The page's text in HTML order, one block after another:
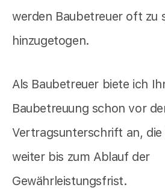
werden Baubetreuer oft zu
hinzugetogen.
Als Baubetreuer biete ich
Baubetreuung schon vor
Vertragsunterschrift an,
weiter bis zum Ablauf der
Gewährleistungsfrist.